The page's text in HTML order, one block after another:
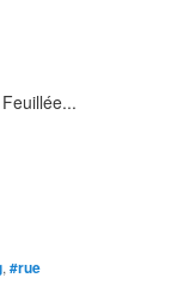
, #rue